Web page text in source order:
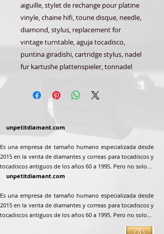
aiguille, stylet de rechange pour platine
vinyle, chaine hifi, toune disque, needle,
diamond, stylus, replacement for
vintage turntable, aguja tocadisco,
puntina giradishi, cartridge stylus, nadel
fur kartushe plattenspieler, tonnadel
unpetitdiamant.com
Es una empresa de tamaño humano especializada desde
2015 en la venta de diamantes y correas para tocadiscos y
tocadiscos antiguos de los años 60 a 1995. Pero no solo...
unpetitdiamant.com
Es una empresa de tamaño humano especializada desde
2015 en la venta de diamantes y correas para tocadiscos y
tocadiscos antiguos de los años 60 a 1995. Pero no solo...